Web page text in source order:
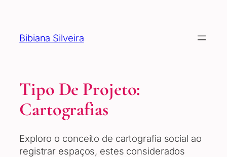
Bibiana Silveira
Tipo De Projeto:
Cartografias
Exploro o conceito de cartografia social ao
registrar espaços, estes considerados